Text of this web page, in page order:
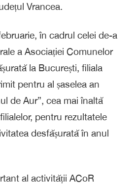
Vrancea.
în cadrul celei de-a
a Asociației Comunelor
la București, filiala
pentru al șaselea an
de Aur”, cea mai înaltă
pentru rezultatele
desfășurată în anul
al activității ACoR